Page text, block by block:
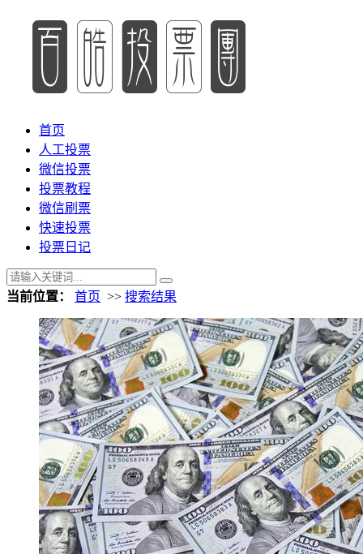
首页
人工投票
微信投票
投票教程
微信刷票
快速投票
投票日记
当前位置： 首页 >> 搜索结果